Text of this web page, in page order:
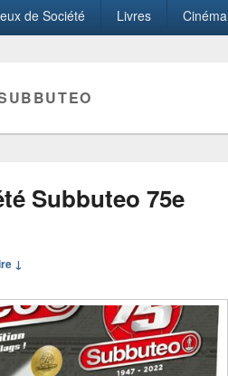
de Société Livres Cinéma
Subbuteo 75e
↓